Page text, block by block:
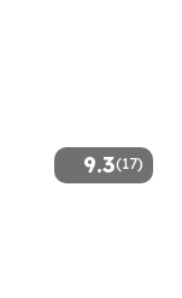
9.3(17)